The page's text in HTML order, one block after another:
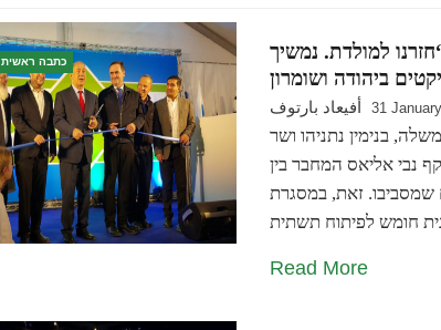
כתבה ראשית
למולדת. נמשיך
أفيعاد بارتوف 31
בנימין נתניהו ושר
נבי אליאס המחבר בין
שמסביבו. זאת, במסגרת
Read More